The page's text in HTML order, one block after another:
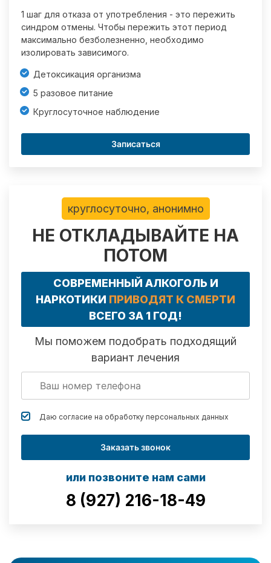
1 шаг для отказа от употребления - это пережить
синдром отмены. Чтобы пережить этот период
максимально безболезненно, необходимо
изолировать зависимого.
Детоксикация организма
5 разовое питание
Круглосуточное наблюдение
Записаться
круглосуточно, анонимно
НЕ ОТКЛАДЫВАЙТЕ НА
ПОТОМ
СОВРЕМЕННЫЙ АЛКОГОЛЬ И
НАРКОТИКИ ПРИВОДЯТ К СМЕРТИ
ВСЕГО ЗА 1 ГОД!
Мы поможем подобрать подходящий
вариант лечения
Даю согласие на обработку персональных данных
Заказать звонок
или позвоните нам сами
8 (927) 216-18-49